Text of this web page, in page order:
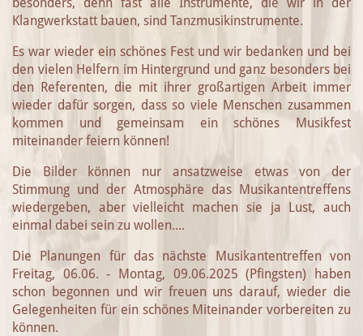
Klangwerkstatt bauen, sind Tanzmusikinstrumente.
Es war wieder ein schönes Fest und wir bedanken und bei
den vielen Helfern im Hintergrund und ganz besonders bei
den Referenten, die mit ihrer großartigen Arbeit immer
wieder dafür sorgen, dass so viele Menschen zusammen
kommen und gemeinsam ein schönes Musikfest
miteinander feiern können!
Die Bilder können nur ansatzweise etwas von der
Stimmung und der Atmosphäre das Musikantentreffens
wiedergeben, aber vielleicht machen sie ja Lust, auch
einmal dabei sein zu wollen....
Die Planungen für das nächste Musikantentreffen von
Freitag, 06.06. - Montag, 09.06.2025 (Pfingsten) haben
schon begonnen und wir freuen uns darauf, wieder die
Gelegenheiten für ein schönes Miteinander vorbereiten zu
können.